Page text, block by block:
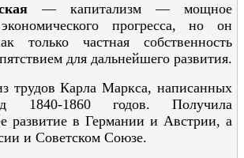
— капитализм — мощное
прогресса, но он
только частная собственность
для дальнейшего развития.
трудов Карла Маркса, написанных
1840-1860 годов. Получила
развитие в Германии и Австрии, а
и Советском Союзе.